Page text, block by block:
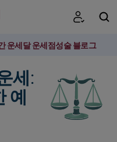
운세달 운세점성술 블로그
세:
예